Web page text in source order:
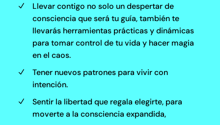
N
Llevar contigo no solo un despertar de
consciencia que será tu guía, también te
llevarás herramientas prácticas y dinámicas
para tomar control de tu vida y hacer magia
en el caos.
N
Tener nuevos patrones para vivir con
intención.
N
Sentir la libertad que regala elegirte, para
moverte a la consciencia expandida,